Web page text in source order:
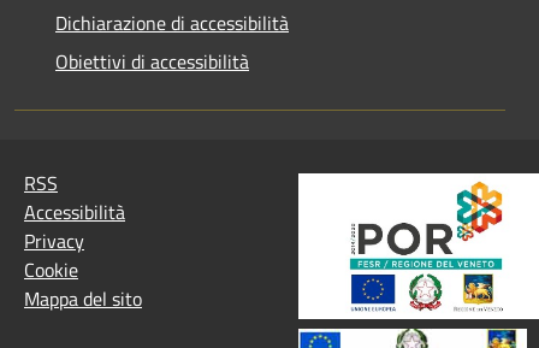
Dichiarazione di accessibilità
Obiettivi di accessibilità
RSS
Accessibilità
Privacy
Cookie
Mappa del sito